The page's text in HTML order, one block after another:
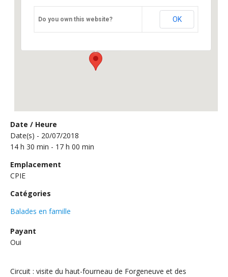
CPIE
Événements
Do you own this website? OK
Date / Heure
Date(s) - 20/07/2018
14 h 30 min - 17 h 00 min
Emplacement
CPIE
Catégories
Balades en famille
Payant
Oui
Circuit : visite du haut-fourneau de Forgeneuve et des